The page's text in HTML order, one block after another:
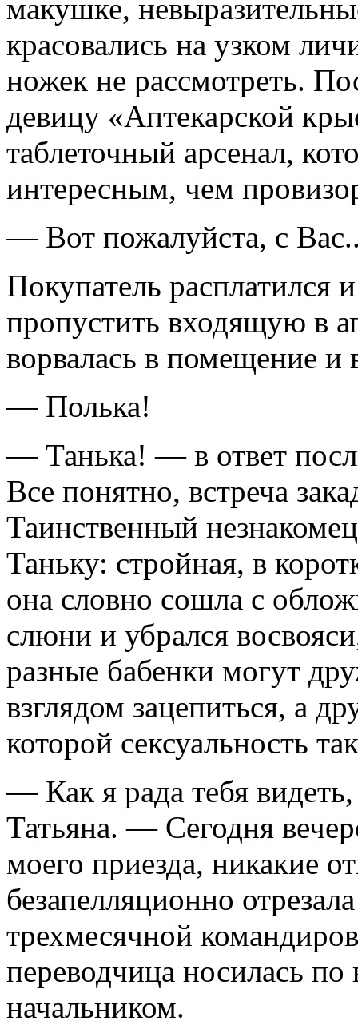
макушке,
красовались на узком
ножек не рассмотреть.
девицу «Аптекарской
таблеточный арсенал,
интересным, чем
— Вот пожалуйста, с
Покупатель расплатился
пропустить входящую в
ворвалась в помещение и
— Полька!
— Танька! — в ответ
Все понятно, встреча
Таинственный
Таньку: стройная, в
она словно сошла с
слюни и убрался
разные бабенки могут
взглядом зацепиться, а
которой сексуальность
— Как я рада тебя
Татьяна. — Сегодня
моего приезда, никакие
безапелляционно
трехмесячной
переводчица носилась
начальником.